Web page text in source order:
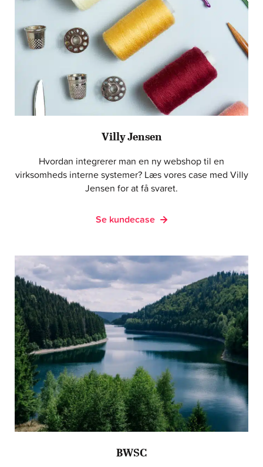
Villy Jensen
Hvordan integrerer man en ny webshop til en
virksomheds interne systemer? Læs vores case med Villy
Jensen for at få svaret.
Se kundecase
BWSC